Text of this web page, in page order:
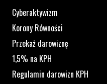
Cyberaktywizm
Korony Równości
Przekaż darowiznę
1,5% na KPH
Regulamin darowizn KPH